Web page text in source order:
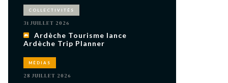
COLLECTIVITÉS
31 JUILLET 2026
Ardèche Tourisme lance
Ardèche Trip Planner
MÉDIAS
28 JUILLET 2026